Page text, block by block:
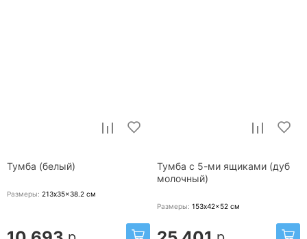
Тумба (белый)
Размеры: 213x35x38.2 см
Тумба с 5-ми ящиками (дуб
молочный)
Размеры: 153x42x52 см